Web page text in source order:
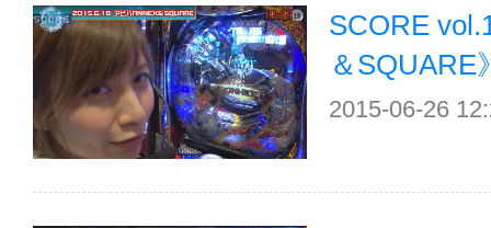
SCORE
＆
2015-06-26